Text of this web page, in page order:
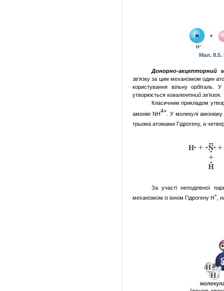
Мал. 8.5.
Донорно-акцепторний
зв’язку за цим механізмом один
користування вільну
утворюєтьсяковалентний зв’язок.
Класичним прикладом
амонію NH4+ . У молекулі
трьома атомами Гідрогену, а
За участі неподіленої
механізмом із іоном Гідрогену Н+ ,